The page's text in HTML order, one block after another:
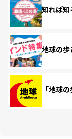
知れば知
地球の歩
「地球